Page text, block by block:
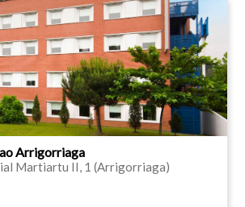
Arrigorriaga
Martiartu II, 1 (Arrigorriaga)